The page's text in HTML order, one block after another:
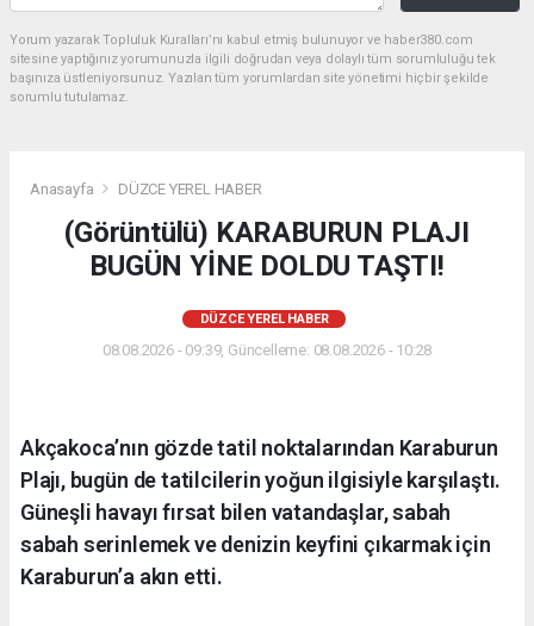
Yorum yazarak Topluluk Kuralları’nı kabul etmiş bulunuyor ve haber380.com
sitesine yaptığınız yorumunuzla ilgili doğrudan veya dolaylı tüm sorumluluğu tek
başınıza üstleniyorsunuz. Yazılan tüm yorumlardan site yönetimi hiçbir şekilde
sorumlu tutulamaz.
Anasayfa DÜZCE YEREL HABER
(Görüntülü) KARABURUN PLAJI
BUGÜN YİNE DOLDU TAŞTI!
DÜZCE YEREL HABER
08.08.2026 - 09:39, Güncelleme: 08.08.2026 - 10:28
Akçakoca’nın gözde tatil noktalarından Karaburun
Plajı, bugün de tatilcilerin yoğun ilgisiyle karşılaştı.
Güneşli havayı fırsat bilen vatandaşlar, sabah
sabah serinlemek ve denizin keyfini çıkarmak için
Karaburun’a akın etti.